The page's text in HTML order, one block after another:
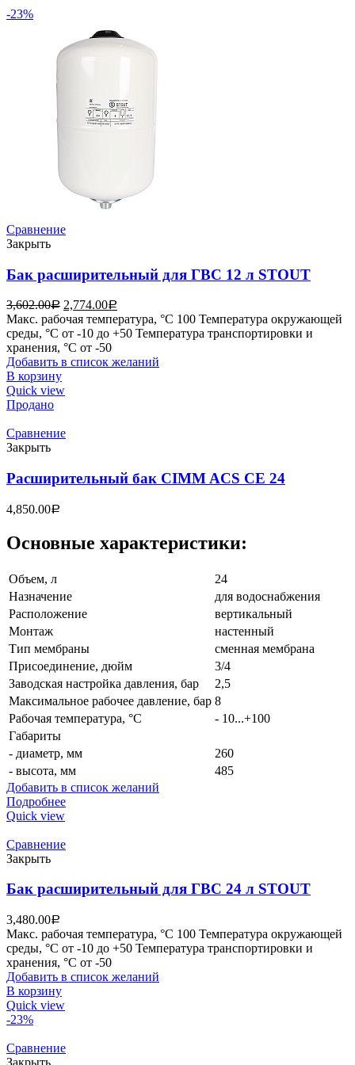
-23%
Сравнение
Закрыть
Бак расширительный для ГВС 12 л STOUT
3,602.00Р 2,774.00Р
Макс. рабочая температура, °С 100 Температура окружающей
среды, °С от -10 до +50 Температура транспортировки и
хранения, °С от -50
Добавить в список желаний
В корзину
Quick view
Продано
Сравнение
Закрыть
Расширительный бак CIMM ACS CE 24
4,850.00Р
Основные характеристики:
Объем, л
24
Назначение
для водоснабжения
Расположение
вертикальный
Монтаж
настенный
Тип мембраны
сменная мембрана
Присоединение, дюйм
3/4
Заводская настройка давления, бар
2,5
Максимальное рабочее давление, бар 8
Рабочая температура, °C
- 10...+100
Габариты
- диаметр, мм
260
- высота, мм
485
Добавить в список желаний
Подробнее
Quick view
Сравнение
Закрыть
Бак расширительный для ГВС 24 л STOUT
3,480.00Р
Макс. рабочая температура, °С 100 Температура окружающей
среды, °С от -10 до +50 Температура транспортировки и
хранения, °С от -50
Добавить в список желаний
В корзину
Quick view
-23%
Сравнение
Закрыть